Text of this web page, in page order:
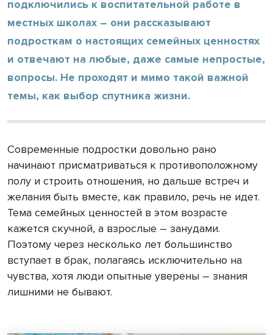
подключились к воспитательной работе в
местных школах – они рассказывают
подросткам о настоящих семейных ценностях
и отвечают на любые, даже самые непростые,
вопросы. Не проходят и мимо такой важной
темы, как выбор спутника жизни.
Современные подростки довольно рано
начинают присматриваться к противоположному
полу и строить отношения, но дальше встреч и
желания быть вместе, как правило, речь не идет.
Тема семейных ценностей в этом возрасте
кажется скучной, а взрослые – занудами.
Поэтому через несколько лет большинство
вступает в брак, полагаясь исключительно на
чувства, хотя люди опытные уверены – знания
лишними не бывают.